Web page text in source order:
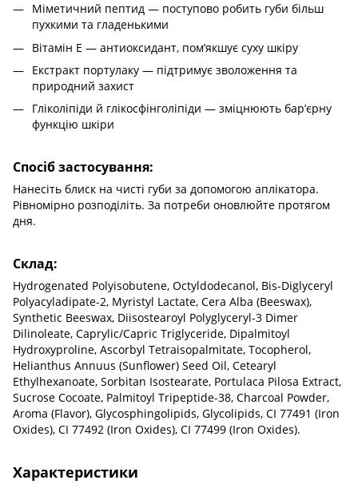
Міметичний пептид — поступово робить губи більш
пухкими та гладенькими
Вітамін E — антиоксидант, пом’якшує суху шкіру
Екстракт портулаку — підтримує зволоження та
природний захист
Гліколіпіди й глікосфінголіпіди — зміцнюють бар’єрну
функцію шкіри
Спосіб застосування:
Нанесіть блиск на чисті губи за допомогою аплікатора.
Рівномірно розподіліть. За потреби оновлюйте протягом
дня.
Склад:
Hydrogenated Polyisobutene, Octyldodecanol, Bis-Diglyceryl
Polyacyladipate-2, Myristyl Lactate, Cera Alba (Beeswax),
Synthetic Beeswax, Diisostearoyl Polyglyceryl-3 Dimer
Dilinoleate, Caprylic/Capric Triglyceride, Dipalmitoyl
Hydroxyproline, Ascorbyl Tetraisopalmitate, Tocopherol,
Helianthus Annuus (Sunflower) Seed Oil, Cetearyl
Ethylhexanoate, Sorbitan Isostearate, Portulaca Pilosa Extract,
Sucrose Cocoate, Palmitoyl Tripeptide-38, Charcoal Powder,
Aroma (Flavor), Glycosphingolipids, Glycolipids, CI 77491 (Iron
Oxides), CI 77492 (Iron Oxides), CI 77499 (Iron Oxides).
Характеристики